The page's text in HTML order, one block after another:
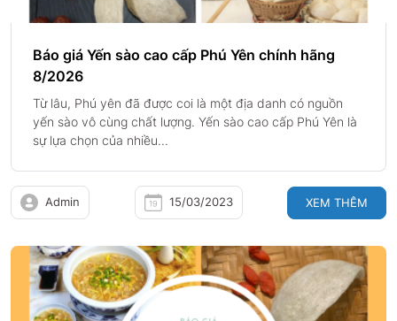
Báo giá Yến sào cao cấp Phú Yên chính hãng
8/2026
Từ lâu, Phú yên đã được coi là một địa danh có nguồn
yến sào vô cùng chất lượng. Yến sào cao cấp Phú Yên là
sự lựa chọn của nhiều...
Admin 15/03/2023 XEM THÊM